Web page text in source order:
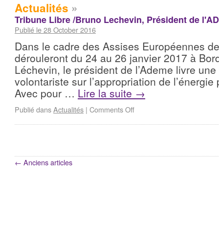
Actualités »
Tribune Libre /Bruno Lechevin, Président de
Publié le 28 October 2016
Dans le cadre des Assises Européennes
dérouleront du 24 au 26 janvier 2017 à
Léchevin, le président de l’Ademe livre
volontariste sur l’appropriation de
Avec pour … Lire la suite →
Publié dansActualités | Comments Off
← Anciens articles